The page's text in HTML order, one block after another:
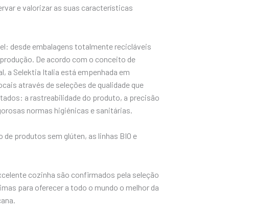
e valorizar as suas características
desde embalagens totalmente recicláveis
De acordo com o conceito de
a Selektia Italia está empenhada em
através de seleções de qualidade que
a rastreabilidade do produto, a precisão
normas higiénicas e sanitárias.
produtos sem glúten, as linhas BIO e
cozinha são confirmados pela seleção
para oferecer a todo o mundo o melhor da